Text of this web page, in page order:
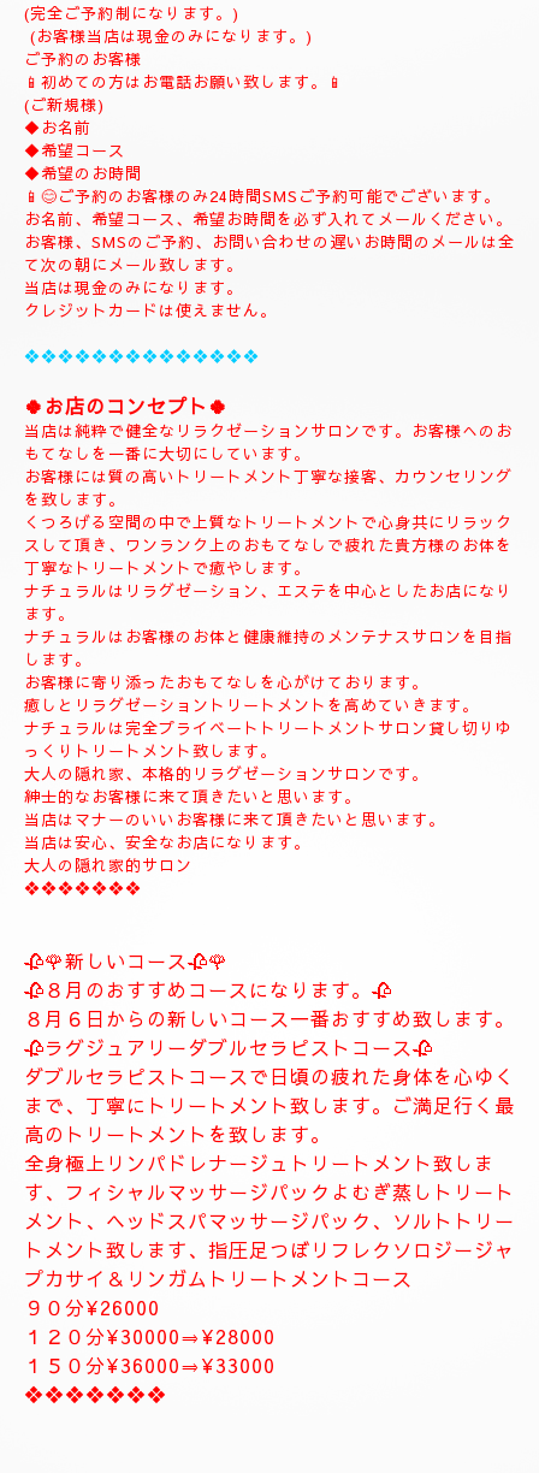
💎ナチュラルのホームページにようこそ
当店のHPをお選びいただき誠にありがとうございます。
📱090-1287-6359
(営業時間13:00～21:00)
(出張は最終受付22時迄になりますがそれ以降はご相談下さい。)
(完全ご予約制)
📱受付時間10時〜になります。📱
当日のご予約もご予約制になりますので、お早めのご予約でお願
い致します。
(お問い合わせは全てのお客様SMSのみ対応致します。)
SMSのご予約はお名前、入れてくださいね。
お電話のお客様はご予約のみ対応致します。
SMSでもご予約可能でございます。
📱ご新規様のご予約はお電話にてお願い致しす。📱
(お客様当店は現金のみになります。)
📱初めての方はお電話お願い致します。📱
(ご新規様)
◆お名前
◆希望コース
◆希望のお時間
📱😊ご予約のお客様のみ24時間SMSご予約可能でございます。
お名前、希望コース、希望お時間を必ず入れてメールください。
お客様、SMSのご予約、お問い合わせの遅いお時間のメールは全
て次の朝にメール致します。
当店は現金のみになります。
クレジットカードは使えません。
❖❖❖❖❖❖❖❖❖❖❖❖❖❖
🍀お店のコンセプト🍀
当店は純粋で健全なリラクゼーションサロンです。お客様へのお
もてなしを一番に大切にしています。
お客様には質の高いトリートメント丁寧な接客、カウンセリング
を致します。
くつろげる空間の中で上質なトリートメントで心身共にリラック
スして頂き、ワンランク上のおもてなしで疲れた貴方様のお体を
丁寧なトリートメントで癒やします。
ナチュラルはお客様のお体と健康維持のメンテナスサロンを目指
します。
お客様に寄り添ったおもてなしを心がけております。
癒しとリラグゼーショントリートメントを高めていきます。
ナチュラルは完全プライベートトリートメントサロン貸し切りゆ
っくりトリートメント致します。
大人の隠れ家、本格的リラグゼーションサロンです。
紳士的なお客様に来て頂きたいと思います。
当店はマナーのいいお客様に来て頂きたいと思います。
当店は安心、安全なお店になります。
大人の隠れ家的サロン
❖❖❖❖❖❖❖
🥀🌹新しいコース🥀🌹
🥀８月のおすすめコースになります。🥀
８月６日からの新しいコース一番おすすめ致します。
🥀ラグジュアリーダブルセラピストコース🥀
ダブルセラピストコースで日頃の疲れた身体を心ゆく